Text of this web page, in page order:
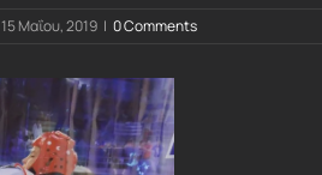
15 Μαΐου, 2019 | 0 Comments